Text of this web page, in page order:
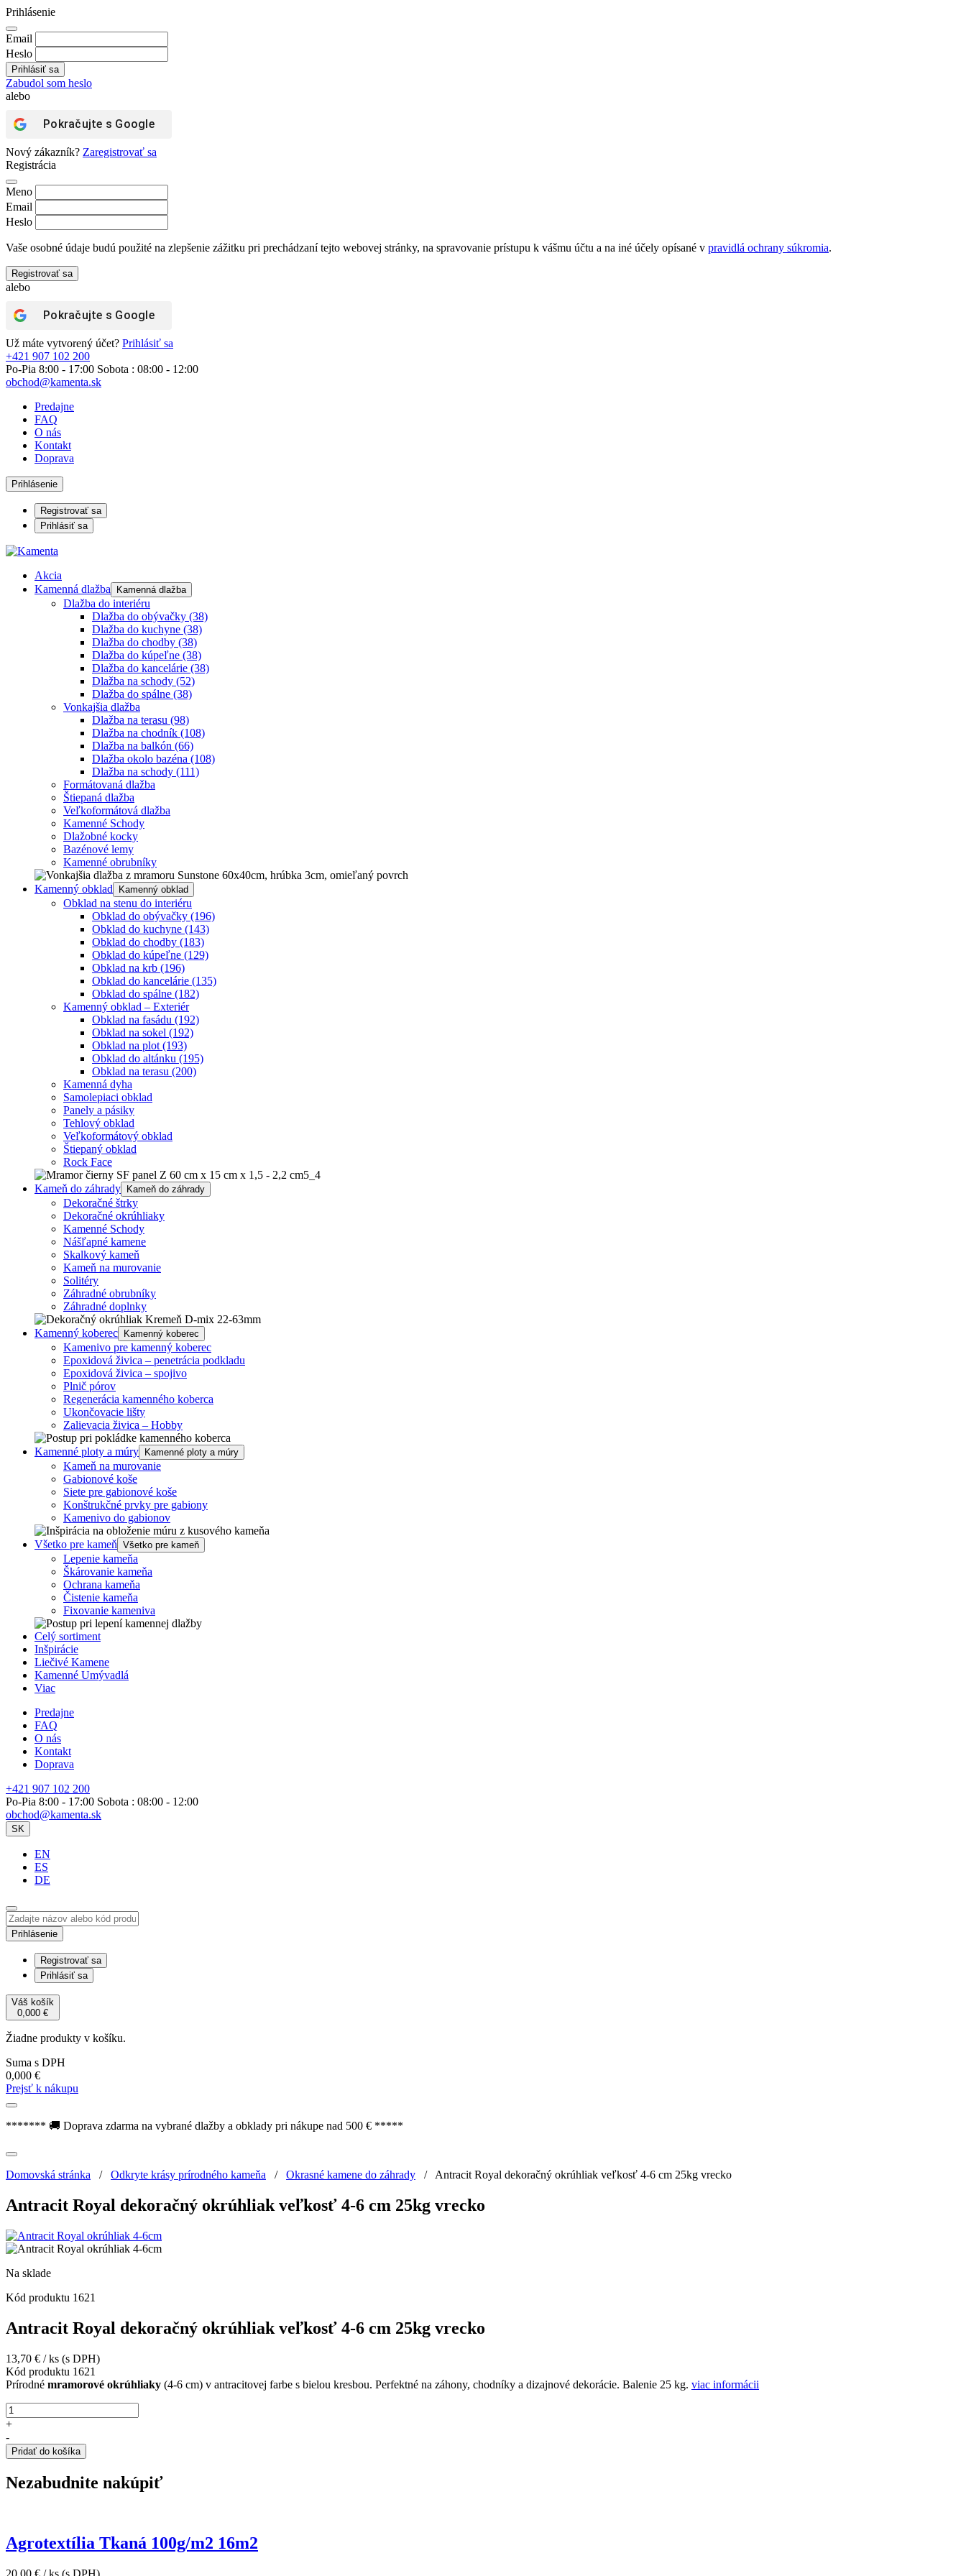
Prihlásenie
Email
Heslo
Zabudol som heslo
alebo
Pokračujte s Google
Nový zákazník? Zaregistrovať sa
Registrácia
Meno
Email
Heslo
Vaše osobné údaje budú použité na zlepšenie zážitku pri prechádzaní tejto webovej stránky, na spravovanie prístupu k vášmu účtu a na iné účely opísané v pravidlá ochrany súkromia.
Registrovať sa
alebo
Pokračujte s Google
Už máte vytvorený účet? Prihlásiť sa
+421 907 102 200
Po-Pia 8:00 - 17:00 Sobota : 08:00 - 12:00
obchod@kamenta.sk
Predajne
FAQ
O nás
Kontakt
Doprava
Prihlásenie
Registrovať sa
Prihlásiť sa
Akcia
Kamenná dlažba
Kamenná dlažba
Dlažba do interiéru
Dlažba do obývačky (38)
Dlažba do kuchyne (38)
Dlažba do chodby (38)
Dlažba do kúpeľne (38)
Dlažba do kancelárie (38)
Dlažba na schody (52)
Dlažba do spálne (38)
Vonkajšia dlažba
Dlažba na terasu (98)
Dlažba na chodník (108)
Dlažba na balkón (66)
Dlažba okolo bazéna (108)
Dlažba na schody (111)
Formátovaná dlažba
Štiepaná dlažba
Veľkoformátová dlažba
Kamenné Schody
Dlažobné kocky
Bazénové lemy
Kamenné obrubníky
Kamenný obklad Kamenný obklad
Obklad na stenu do interiéru
Obklad do obývačky (196)
Obklad do kuchyne (143)
Obklad do chodby (183)
Obklad do kúpeľne (129)
Obklad na krb (196)
Obklad do kancelárie (135)
Obklad do spálne (182)
Kamenný obklad – Exteriér
Obklad na fasádu (192)
Obklad na sokel (192)
Obklad na plot (193)
Obklad do altánku (195)
Obklad na terasu (200)
Kamenná dyha
Samolepiaci obklad
Panely a pásiky
Tehlový obklad
Veľkoformátový obklad
Štiepaný obklad
Rock Face
Kameň do záhrady Kameň do záhrady
Dekoračné štrky
Dekoračné okrúhliaky
Kamenné Schody
Nášľapné kamene
Skalkový kameň
Kameň na murovanie
Solitéry
Záhradné obrubníky
Záhradné doplnky
Kamenný koberec Kamenný koberec
Kamenivo pre kamenný koberec
Epoxidová živica – penetrácia podkladu
Epoxidová živica – spojivo
Plnič pórov
Regenerácia kamenného koberca
Ukončovacie lišty
Zalievacia živica – Hobby
Kamenné ploty a múry Kamenné ploty a múry
Kameň na murovanie
Gabionové koše
Siete pre gabionové koše
Konštrukčné prvky pre gabiony
Kamenivo do gabionov
Všetko pre kameň Všetko pre kameň
Lepenie kameňa
Škárovanie kameňa
Ochrana kameňa
Čistenie kameňa
Fixovanie kameniva
Celý sortiment
Inšpirácie
Liečivé Kamene
Kamenné Umývadlá
Viac
Predajne
FAQ
O nás
Kontakt
Doprava
+421 907 102 200
Po-Pia 8:00 - 17:00 Sobota : 08:00 - 12:00
obchod@kamenta.sk
SK
EN
ES
DE
Prihlásenie
Registrovať sa
Prihlásiť sa
Váš košík
0,000 €
Žiadne produkty v košíku.
Suma s DPH
0,000 €
Prejsť k nákupu
******* 🚚 Doprava zdarma na vybrané dlažby a obklady pri nákupe nad 500 € *****
Domovská stránka / Odkryte krásy prírodného kameňa / Okrasné kamene do záhrady / Antracit Royal dekoračný okrúhliak veľkosť 4-6 cm 25kg vrecko
Antracit Royal dekoračný okrúhliak veľkosť 4-6 cm 25kg vrecko
Na sklade
Kód produktu 1621
Antracit Royal dekoračný okrúhliak veľkosť 4-6 cm 25kg vrecko
13,70 € / ks (s DPH)
Kód produktu 1621
Prírodné mramorové okrúhliaky (4-6 cm) v antracitovej farbe s bielou kresbou. Perfektné na záhony, chodníky a dizajnové dekorácie. Balenie 25 kg. viac informácii
množstvo
Antracit
dekoračný
okrúhliak
4-
vrecko
+
-
Pridať do košíka
Nezabudnite nakúpiť
Agrotextília Tkaná 100g/m2 16m2